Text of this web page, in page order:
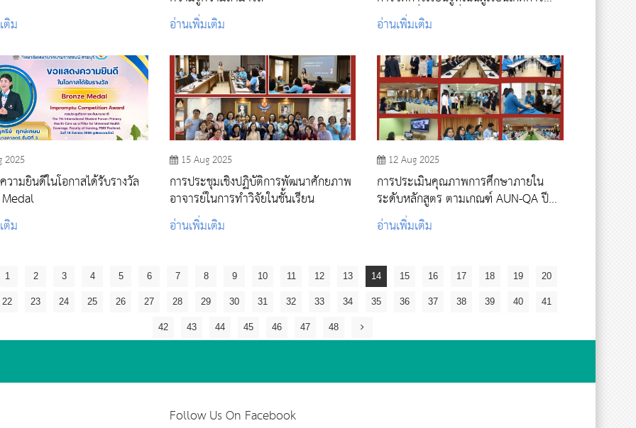
ติม
อ่านเพิ่มเติม
เรียนรู้ เพื่อการเปลี่ยนแปลงตนเอง
(Transformative Learning)
อ่านเพิ่มเติม
2025
ามยินดีในโอกาสได้รับรางวัล
ติม
15 Aug 2025
การประชุมเชิงปฏิบัติการพัฒนาศักยภาพ
อาจารย์ในการทำวิจัยในชั้นเรียน
อ่านเพิ่มเติม
12 Aug 2025
การประเมินคุณภาพการศึกษาภายใน
ระดับหลักสูตร ตามเกณฑ์ AUN-QA ปี
การศึกษา 2567
อ่านเพิ่มเติม
1 2 3 4 5 6 7 8 9 10 11 12 13 14 15 16 17 18 19 20
22 23 24 25 26 27 28 29 30 31 32 33 34 35 36 37 38 39 40 41
42 43 44 45 46 47 48
Follow Us On Facebook